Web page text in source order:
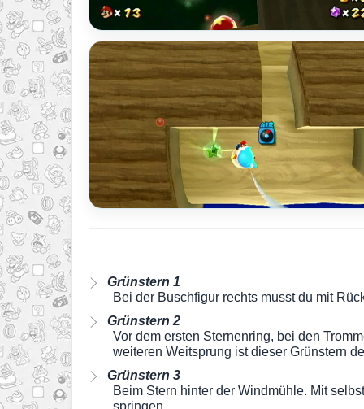
Grünstern 1
Bei der Buschfigur rechts musst du mit
Grünstern 2
Vor dem ersten Sternenring, bei den
weiteren Weitsprung ist dieser Grünstern
Grünstern 3
Beim Stern hinter der Windmühle. Mit